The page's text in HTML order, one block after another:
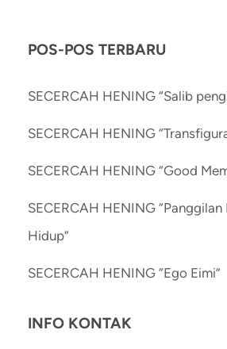
POS-POS TERBARU
SECERCAH HENING “Salib
SECERCAH HENING
SECERCAH HENING “Good
SECERCAH HENING
Hidup”
SECERCAH HENING “Ego Eimi”
INFO KONTAK